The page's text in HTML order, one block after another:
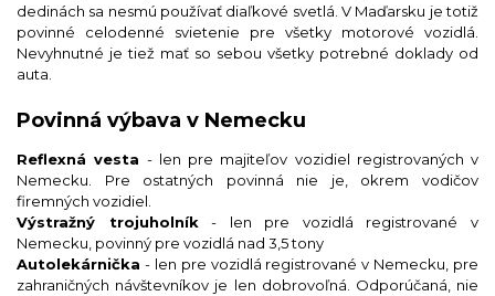
dedinách sa nesmú používať diaľkové svetlá. V Maďarsku je totiž
povinné celodenné svietenie pre všetky motorové vozidlá.
Nevyhnutné je tiež mať so sebou všetky potrebné doklady od
auta.
Povinná výbava v Nemecku
Reflexná vesta - len pre majiteľov vozidiel registrovaných v
Nemecku. Pre ostatných povinná nie je, okrem vodičov
firemných vozidiel.
Výstražný trojuholník - len pre vozidlá registrované v
Nemecku, povinný pre vozidlá nad 3,5 tony
Autolekárnička - len pre vozidlá registrované v Nemecku, pre
zahraničných návštevníkov je len dobrovoľná. Odporúčaná, nie